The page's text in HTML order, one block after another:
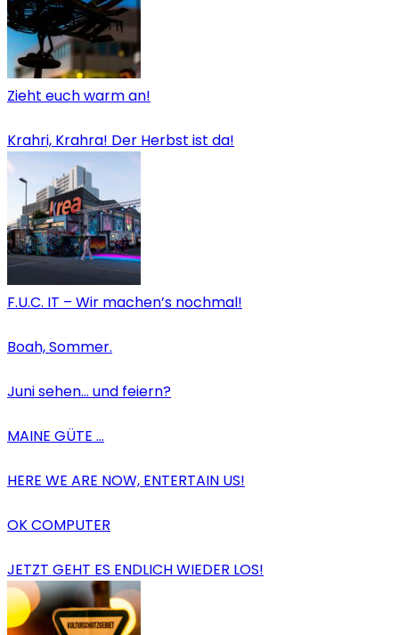
Zieht euch warm an!
Krahri, Krahra! Der Herbst ist da!
F.U.C. IT – Wir machen’s nochmal!
Boah, Sommer.
Juni sehen… und feiern?
MAINE GÜTE …
HERE WE ARE NOW, ENTERTAIN US!
OK COMPUTER
JETZT GEHT ES ENDLICH WIEDER LOS!